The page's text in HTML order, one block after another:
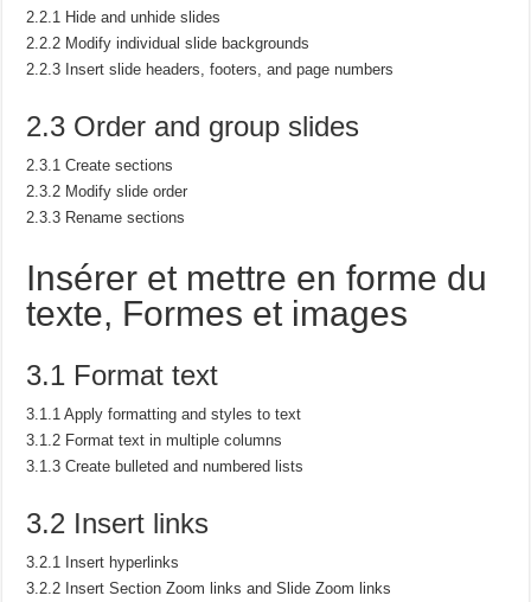
2.2.1 Hide and unhide slides
2.2.2 Modify individual slide backgrounds
2.2.3 Insert slide headers, footers, and page numbers
2.3 Order and group slides
2.3.1 Create sections
2.3.2 Modify slide order
2.3.3 Rename sections
Insérer et mettre en forme du
texte, Formes et images
3.1 Format text
3.1.1 Apply formatting and styles to text
3.1.2 Format text in multiple columns
3.1.3 Create bulleted and numbered lists
3.2 Insert links
3.2.1 Insert hyperlinks
3.2.2 Insert Section Zoom links and Slide Zoom links